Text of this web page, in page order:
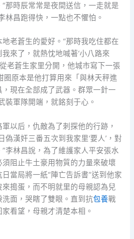
那時辰常常是夜間送信，一走就是
林昌跑得快，一點也不懼怕。
老蒼生的愛好。“那時我吃住都在
來了，就熱忱地喊著‘小八路來
從老蒼生家里分開，他城市寫下一張
圈原本是他打算用來「與林天秤進
現在全部成了武器。群眾一針一
裝軍隊開端，就銘刻于心。
以后，仇敵為了刺探他的行跡，
偽漢奸三番五次到我家里‘要人’，對
李林昌說，為了維護家人平安張水
阻止牛土豪用物質的力量來破壞
當局將一紙“陣亡告訴書”送到他家
搗蛋，而不明就里的母親認為兒
面，哭瞎了雙眼。直到抗包養戰
看望，母親才清楚本相。